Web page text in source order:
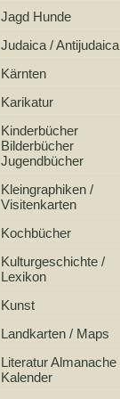
Jagd Hunde
Judaica / Antijudaica
Kärnten
Karikatur
Kinderbücher
Bilderbücher
Jugendbücher
Kleingraphiken /
Visitenkarten
Kochbücher
Kulturgeschichte /
Lexikon
Kunst
Landkarten / Maps
Literatur Almanache
Kalender